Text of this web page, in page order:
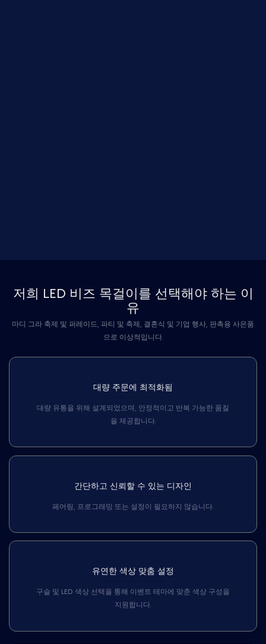
저희 LED 비즈 목걸이를 선택해야 하는 이
유
마디 그라 축제 및 퍼레이드, 파티 및 축제, 결혼식 및 기업 행사, 판촉용 사은품
으로 이상적입니다.
대량 주문에 최적화됨
대량 유통을 위해 설계되었으며, 안정적이고 반복 가능한 품질
을 제공합니다.
간단하고 신뢰할 수 있는 디자인
페어링, 프로그래밍 또는 설정이 필요하지 않습니다.
유연한 색상 맞춤 설정
구슬 및 LED 색상 선택을 통해 이벤트 테마에 맞춘 색상 구성을
지원합니다.